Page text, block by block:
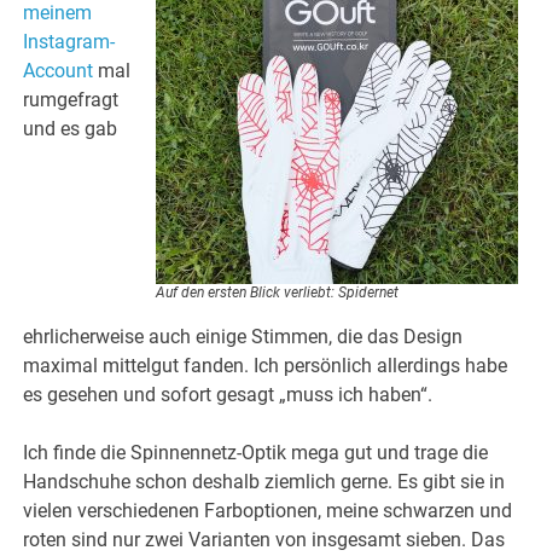
Auf den ersten Blick verliebt: Spidernet
meinem
Instagram-
Account mal
rumgefragt
und es gab
ehrlicherweise auch einige Stimmen, die das Design
maximal mittelgut fanden. Ich persönlich allerdings habe
es gesehen und sofort gesagt „muss ich haben“.
Ich finde die Spinnennetz-Optik mega gut und trage die
Handschuhe schon deshalb ziemlich gerne. Es gibt sie in
vielen verschiedenen Farboptionen, meine schwarzen und
roten sind nur zwei Varianten von insgesamt sieben. Das